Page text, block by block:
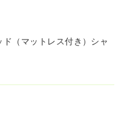
（マットレス付き）シャ